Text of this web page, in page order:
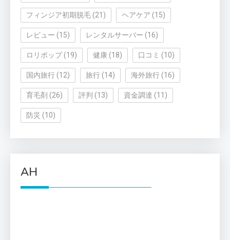
フィンジア初期脱毛 (21) ヘアケア (15)
レビュー (15) レンタルサーバー (16)
ロリポップ(19) 健康 (18) 口コミ (10)
国内旅行 (12) 旅行 (14) 海外旅行 (16)
育毛剤 (26) 評判 (13) 資金調達 (11)
防災 (10)
AH